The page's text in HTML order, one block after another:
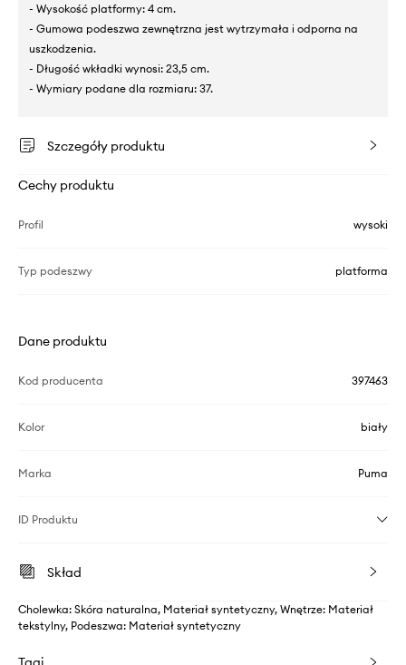
- Wysokość platformy: 4 cm.
- Gumowa podeszwa zewnętrzna jest wytrzymała i odporna na
uszkodzenia.
- Długość wkładki wynosi: 23,5 cm.
- Wymiary podane dla rozmiaru: 37.
Szczegóły produktu
Cechy produktu
Profil wysoki
Typ podeszwy platforma
Dane produktu
Kod producenta 397463
Kolor biały
Marka Puma
ID Produktu
Skład
Cholewka: Skóra naturalna, Materiał syntetyczny, Wnętrze: Materiał
tekstylny, Podeszwa: Materiał syntetyczny